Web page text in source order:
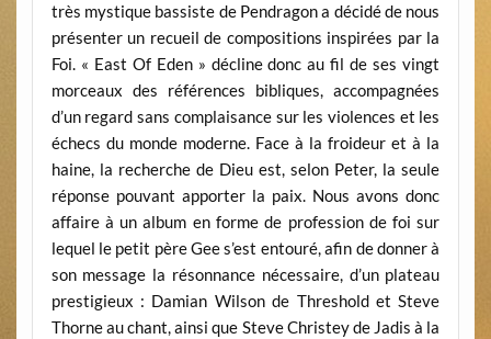
très mystique bassiste de Pendragon a décidé de nous
présenter un recueil de compositions inspirées par la
Foi. « East Of Eden » décline donc au fil de ses vingt
morceaux des références bibliques, accompagnées
d’un regard sans complaisance sur les violences et les
échecs du monde moderne. Face à la froideur et à la
haine, la recherche de Dieu est, selon Peter, la seule
réponse pouvant apporter la paix. Nous avons donc
affaire à un album en forme de profession de foi sur
lequel le petit père Gee s’est entouré, afin de donner à
son message la résonnance nécessaire, d’un plateau
prestigieux : Damian Wilson de Threshold et Steve
Thorne au chant, ainsi que Steve Christey de Jadis à la